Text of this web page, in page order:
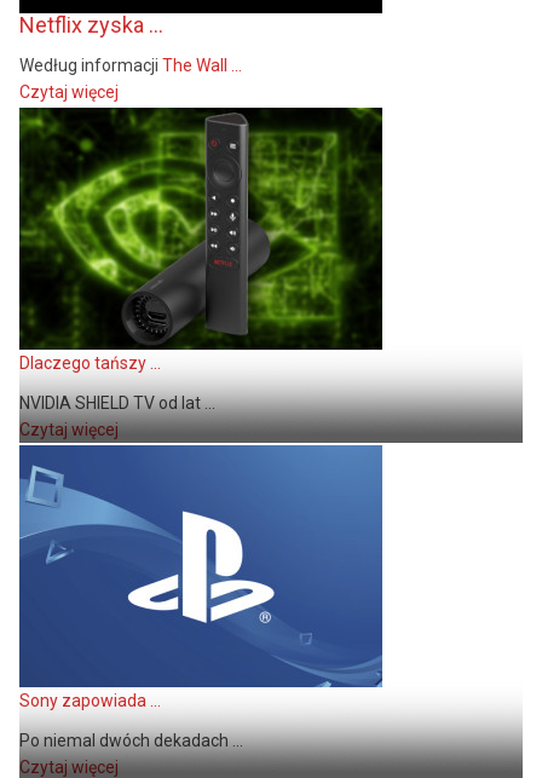
Netflix zyska ...
Według informacji The Wall ...
Czytaj więcej
Dlaczego tańszy ...
NVIDIA SHIELD TV od lat ...
Czytaj więcej
Sony zapowiada ...
Po niemal dwóch dekadach ...
Czytaj więcej